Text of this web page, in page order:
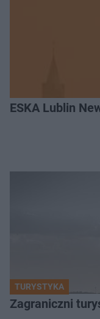
ESKA Lublin
TURYSTYKA
Zagraniczni